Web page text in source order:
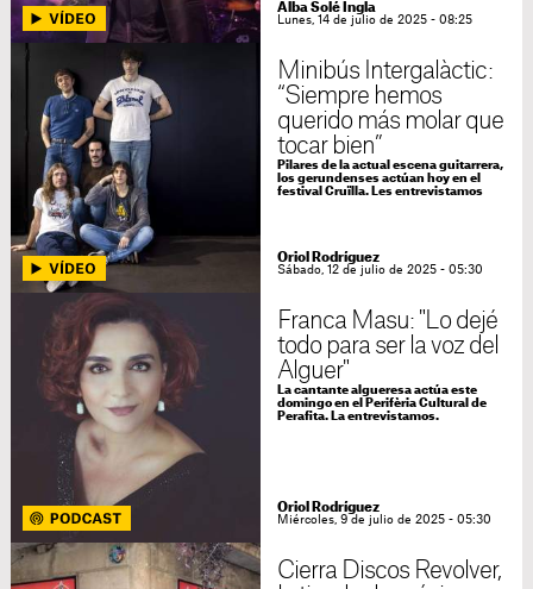
Alba Solé Ingla
Lunes, 14 de julio de 2025 - 08:25
Minibús Intergalàctic:
“Siempre hemos
querido más molar que
tocar bien”
Pilares de la actual escena guitarrera,
los gerundenses actúan hoy en el
festival Cruïlla. Les entrevistamos
Oriol Rodríguez
Sábado, 12 de julio de 2025 - 05:30
Franca Masu: "Lo dejé
todo para ser la voz del
Alguer"
La cantante algueresa actúa este
domingo en el Perifèria Cultural de
Perafita. La entrevistamos.
Oriol Rodríguez
Miércoles, 9 de julio de 2025 - 05:30
Cierra Discos Revolver,